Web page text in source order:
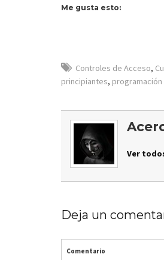
Me gusta esto:
Controles de Acceso,
principiantes, programación
Ver
Deja un
Comentario